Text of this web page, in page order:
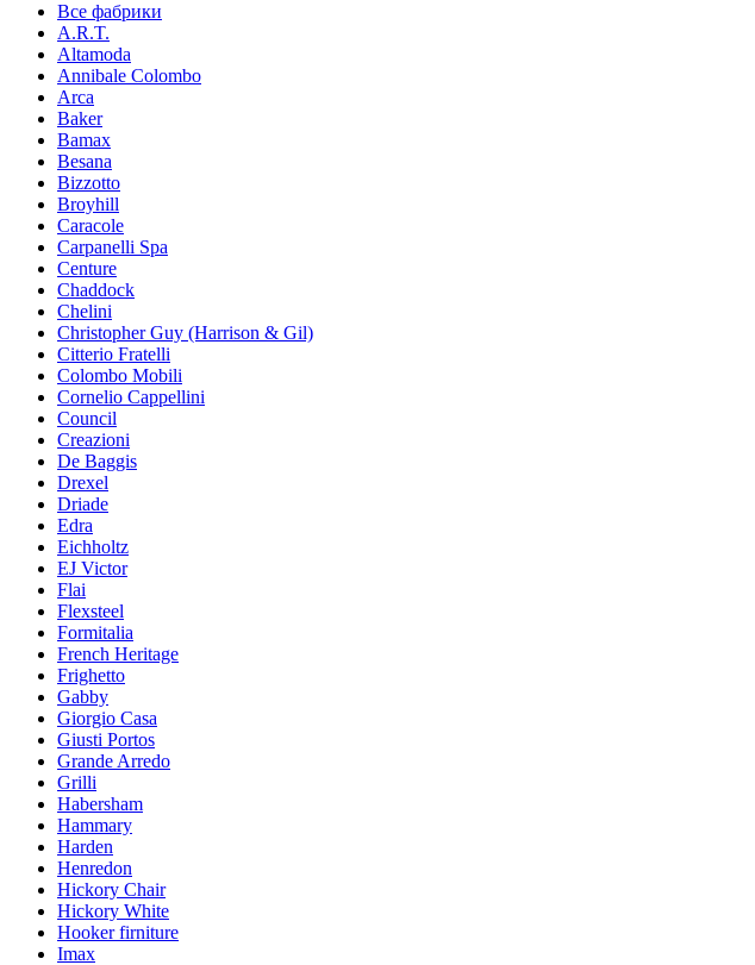
Все фабрики
A.R.T.
Altamoda
Annibale Colombo
Arca
Baker
Bamax
Besana
Bizzotto
Broyhill
Caracole
Carpanelli Spa
Centure
Chaddock
Chelini
Christopher Guy (Harrison & Gil)
Citterio Fratelli
Colombo Mobili
Cornelio Cappellini
Council
Creazioni
De Baggis
Drexel
Driade
Edra
Eichholtz
EJ Victor
Flai
Flexsteel
Formitalia
French Heritage
Frighetto
Gabby
Giorgio Casa
Giusti Portos
Grande Arredo
Grilli
Habersham
Hammary
Harden
Henredon
Hickory Chair
Hickory White
Hooker firniture
Imax